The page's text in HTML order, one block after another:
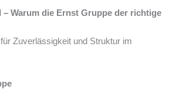
– Warum die Ernst Gruppe der richtige
Zuverlässigkeit und Struktur im